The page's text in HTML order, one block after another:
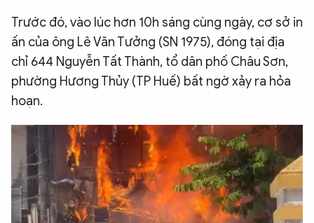
Trước đó, vào lúc hơn 10h sáng cùng ngày, cơ sở in
ấn của ông Lê Văn Tưởng (SN 1975), đóng tại địa
chỉ 644 Nguyễn Tất Thành, tổ dân phố Châu Sơn,
phường Hương Thủy (TP Huế) bất ngờ xảy ra hỏa
hoạn.